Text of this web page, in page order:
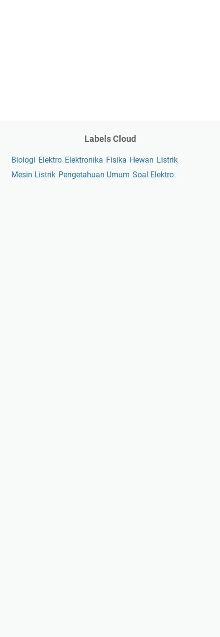
Labels Cloud
Biologi Elektro Elektronika Fisika Hewan Listrik
Mesin Listrik Pengetahuan Umum Soal Elektro